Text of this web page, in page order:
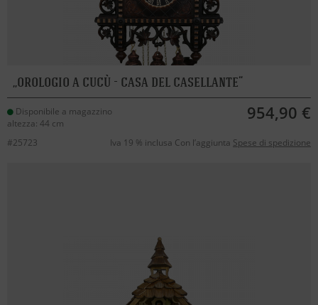
orologio a cucù - casa del casellante
Disponibile a magazzino
altezza: 44 cm
954,90 €
#25723 Iva 19 % inclusa Con l’aggiunta Spese di spedizione